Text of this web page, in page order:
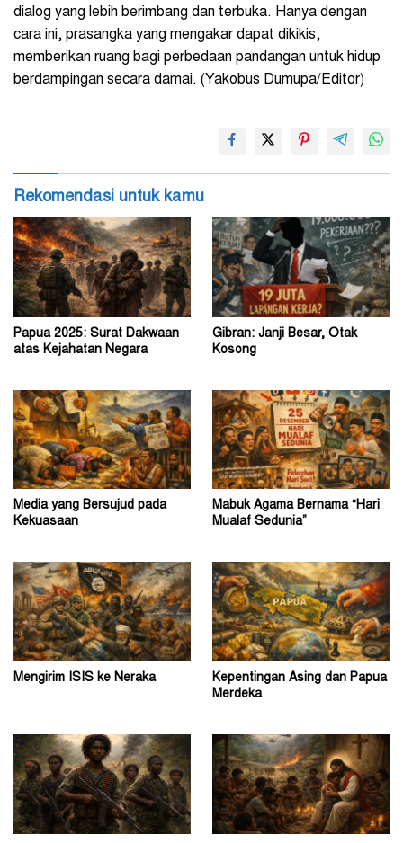
dialog yang lebih berimbang dan terbuka. Hanya dengan
cara ini, prasangka yang mengakar dapat dikikis,
memberikan ruang bagi perbedaan pandangan untuk hidup
berdampingan secara damai. (Yakobus Dumupa/Editor)
Rekomendasi untuk kamu
Papua 2025: Surat Dakwaan
atas Kejahatan Negara
Gibran: Janji Besar, Otak
Kosong
Media yang Bersujud pada
Kekuasaan
Mabuk Agama Bernama “Hari
Mualaf Sedunia”
Mengirim ISIS ke Neraka
Kepentingan Asing dan Papua
Merdeka